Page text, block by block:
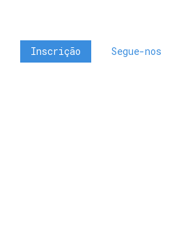
Inscrição Segue-nos